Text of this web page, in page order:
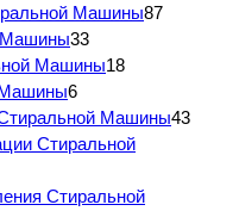
Машины87
Машины33
Машины18
Машины6
Машины43
Стиральной
Стиральной